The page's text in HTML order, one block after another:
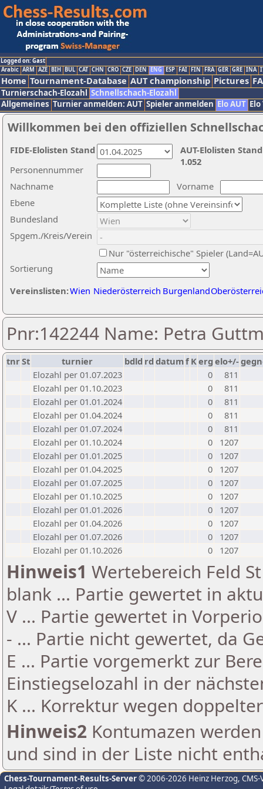
Logged on: Gast
Arabic ARM AZE BIH BUL CAT CHN CRO CZE DEN ENG ESP FAI FIN FRA GER GRE INA
Home Tournament-Database AUT championship Pictures
Turnierschach-Elozahl Schnellschach-Elozahl
Allgemeines Turnier anmelden: AUT Spieler anmelden Elo AUT
Willkommen bei den offiziellen
Nachname
Vorname
Ebene
Sortierung
Personennummer
Bundesland
Spgem./Kreis/Verein
Nur "österreichische" Spieler
Vereinslisten:Wien Niederösterreich Burgenland
AUT-Elolisten
1.052
FIDE-Elolisten Stand
Pnr:142244 Name: Petra
tnrSt turnier bdld rd datumf Kerg elo+/-
Elozahl per 01.07.2023
0
811
Elozahl per 01.10.2023
0
811
Elozahl per 01.01.2024
0
811
Elozahl per 01.04.2024
0
811
Elozahl per 01.07.2024
0
811
Elozahl per 01.10.2024
0
1207
Elozahl per 01.01.2025
0
1207
Elozahl per 01.04.2025
0
1207
Elozahl per 01.07.2025
0
1207
Elozahl per 01.10.2025
0
1207
Elozahl per 01.01.2026
0
1207
Elozahl per 01.04.2026
0
1207
Elozahl per 01.07.2026
0
1207
Elozahl per 01.10.2026
0 1207
Hinweis1 Wertebereich Feld
blank ... Partie gewertet in
V ... Partie gewertet in
- ... Partie nicht gewertet, da
E ... Partie vorgemerkt zur
Einstiegselozahl in der
K ... Korrektur wegen
Hinweis2 Kontumazen
und sind in der Liste nicht
Chess-Tournament-Results-Server© 2006-2026 Heinz Herzog,